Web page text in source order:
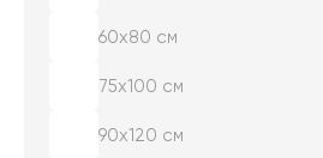
60х80 см
75х100 см
90х120 см